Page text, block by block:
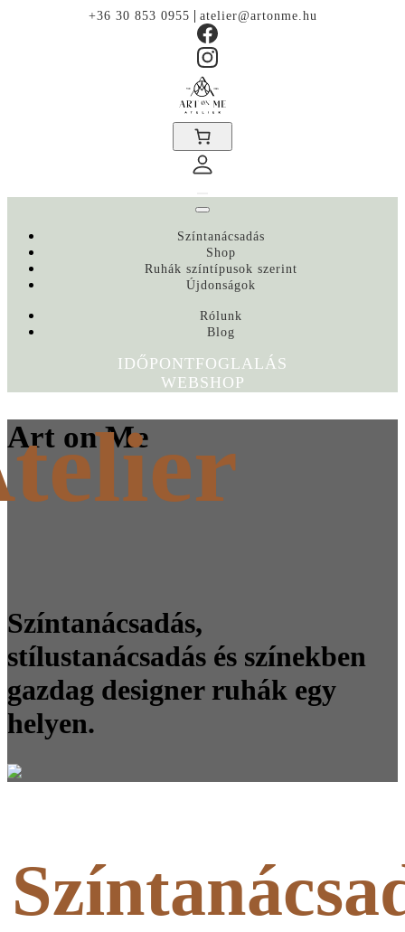
+36 30 853 0955 | atelier@artonme.hu
Színtanácsadás
Shop
Ruhák színtípusok szerint
Újdonságok
Rólunk
Blog
IDŐPONTFOGLALÁS
WEBSHOP
Art on Me
Színtanácsadás,
stílustanácsadás és színekben
gazdag designer ruhák egy
helyen.